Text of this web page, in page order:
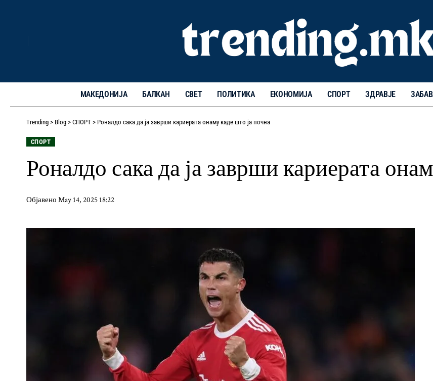
МАКЕДОНИЈА БАЛКАН СВЕТ ПОЛИТИКА ЕКОНОМИЈА СПОРТ ЗДРАВЈЕ
Trending > Blog > СПОРТ > Роналдо сака да ја заврши кариерата онаму каде што ја почна
СПОРТ
Роналдо сака да ја заврши кариерата
Објавено May 14, 2025 18:22